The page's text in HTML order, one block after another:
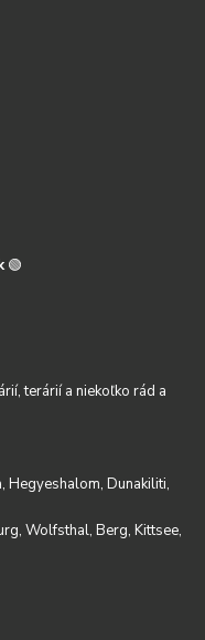
🟢
terárií a niekoľko rád a
Hegyeshalom, Dunakiliti,
Wolfsthal, Berg, Kittsee,